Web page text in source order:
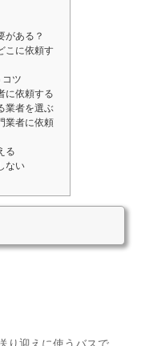
がある？
こに依頼す
ツ
に依頼する
業者を選ぶ
業者に依頼
る
ない
迎えに使うバスで、